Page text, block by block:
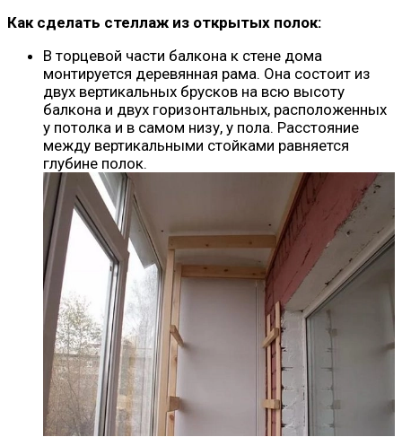
Как сделать стеллаж из открытых полок:
В торцевой части балкона к стене дома
монтируется деревянная рама. Она состоит из
двух вертикальных брусков на всю высоту
балкона и двух горизонтальных, расположенных
у потолка и в самом низу, у пола. Расстояние
между вертикальными стойками равняется
глубине полок.